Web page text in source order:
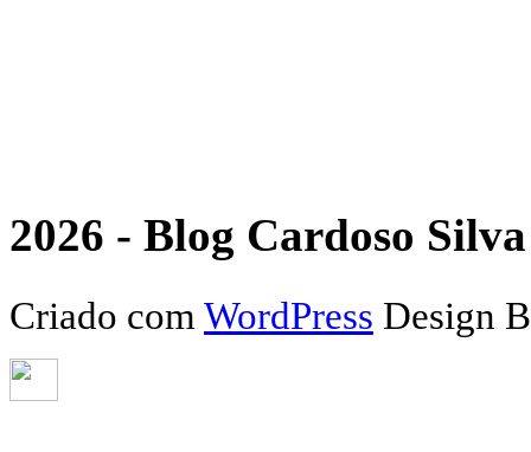
2026 - Blog Cardoso
Criado com WordPress Design